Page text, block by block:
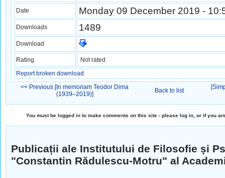
Date Monday 09 December 2019 -
Downloads 1489
Download
Rating
Not rated
Report broken download
<< Previous [In memoriam Teodor Dima
(1939–2019)]
Back to list
You must be logged in to make comments on this site - please log in, or if you
Publicații ale Institutului de Filosofie și
"Constantin Rădulescu-Motru" al